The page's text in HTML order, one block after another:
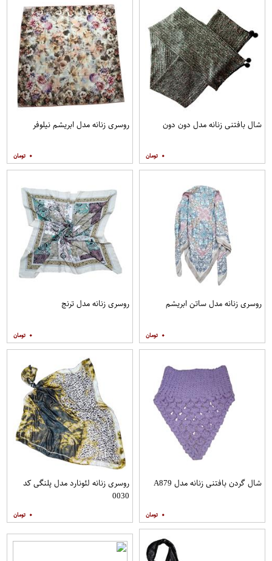
شال بافتنی زنانه مدل دون دون
۰
روسری زنانه مدل ابریشم نیلوفر
۰
روسری زنانه مدل ساتن ابریشم
۰
روسری زنانه مدل ترنج
۰
شال گردن بافتنی زنانه مدل A879
۰
روسری زنانه لئونارد مدل پلنگی کد
0030
۰